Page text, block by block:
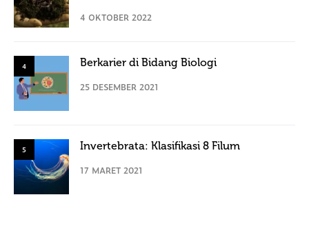
4 OKTOBER 2022
4 Berkarier di Bidang Biologi
25 DESEMBER 2021
5 Invertebrata: Klasifikasi 8 Filum
17 MARET 2021